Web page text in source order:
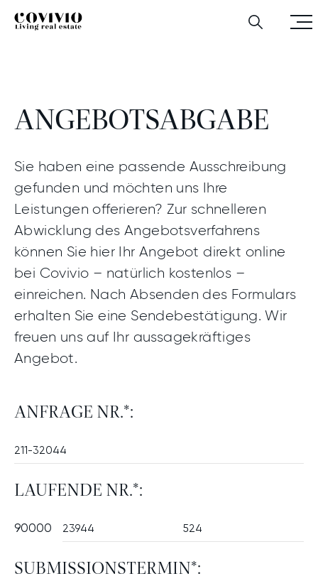
Menü
öffnen
Suchen
CovivioGeschäfts­partner:innen
ANGEBOTS­ABGABE
Sie haben eine passende Ausschreibung
gefunden und möchten uns Ihre
Leistungen offerieren? Zur schnelleren
Abwicklung des Angebotsverfahrens
können Sie hier Ihr Angebot direkt online
bei Covivio – natürlich kostenlos –
einreichen. Nach Absenden des Formulars
erhalten Sie eine Sendebestätigung. Wir
freuen uns auf Ihr aussagekräftiges
Angebot.
ANFRAGE NR.*:
LAUFENDE NR.*:
90000
SUBMISSIONSTERMIN*: